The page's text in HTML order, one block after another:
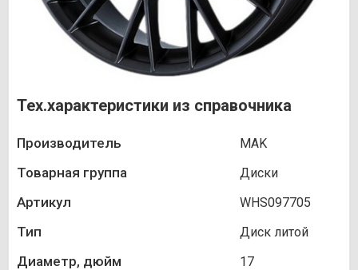
Тех.характеристики из справочника
Производитель MAK
Товарная группа Диски
Артикул WHS097705
Тип Диск литой
Диаметр, дюйм 17